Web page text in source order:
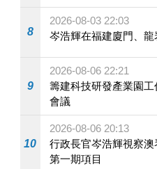
8
2026-08-03 22:03
岑浩輝在福建廈門、
9
2026-08-06 22:21
籌建科技研發產業園
會議
10
2026-08-06 20:13
行政長官岑浩輝視察
第一期項目